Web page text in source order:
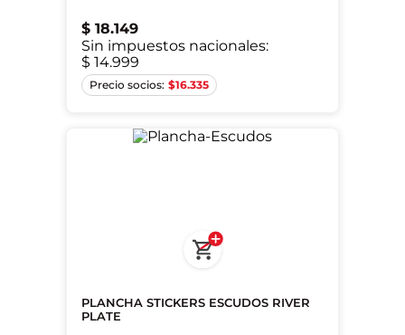
$ 18.149
Sin impuestos nacionales:
$ 14.999
$16.335
PLANCHA STICKERS ESCUDOS RIVER
PLATE